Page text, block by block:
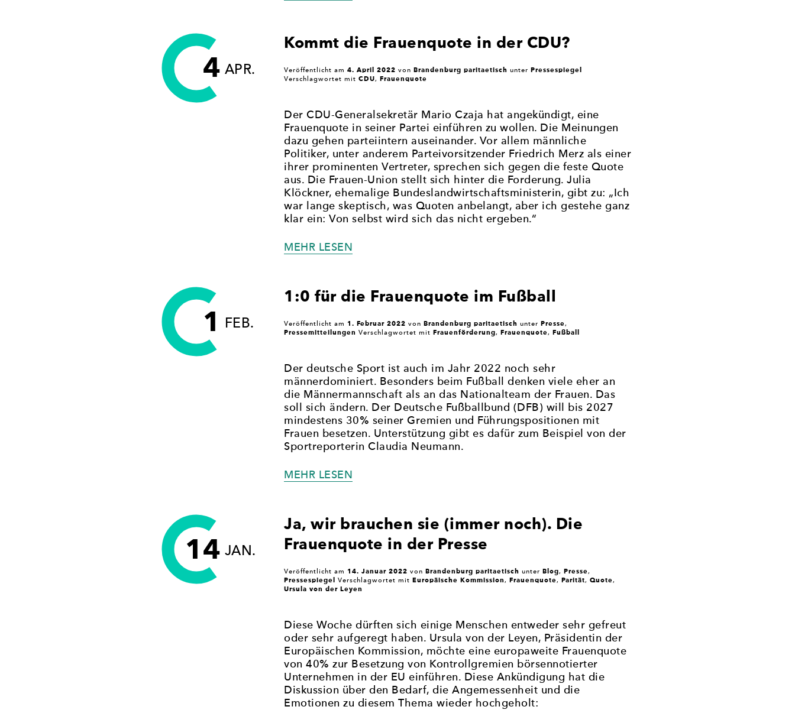
KOMMUNALPOLITIKERINNEN
BRANDENBURG“
4 APR.
Kommt die Frauenquote in der CDU?
Veröffentlicht am 4. April 2022 von Brandenburg paritaetisch unter Pressespiegel
Verschlagwortet mit CDU, Frauenquote
Der CDU-Generalsekretär Mario Czaja hat angekündigt, eine
Frauenquote in seiner Partei einführen zu wollen. Die Meinungen
dazu gehen parteiintern auseinander. Vor allem männliche
Politiker, unter anderem Parteivorsitzender Friedrich Merz als einer
ihrer prominenten Vertreter, sprechen sich gegen die feste Quote
aus. Die Frauen-Union stellt sich hinter die Forderung. Julia
Klöckner, ehemalige Bundeslandwirtschaftsministerin, gibt zu: „Ich
war lange skeptisch, was Quoten anbelangt, aber ich gestehe ganz
klar ein: Von selbst wird sich das nicht ergeben.“
MEHR LESEN
DER
1 FEB.
1:0 für die Frauenquote im Fußball
Veröffentlicht am 1. Februar 2022 von Brandenburg paritaetisch unter Presse,
Pressemitteilungen Verschlagwortet mit Frauenförderung, Frauenquote, Fußball
Der deutsche Sport ist auch im Jahr 2022 noch sehr
männerdominiert. Besonders beim Fußball denken viele eher an
die Männermannschaft als an das Nationalteam der Frauen. Das
soll sich ändern. Der Deutsche Fußballbund (DFB) will bis 2027
mindestens 30% seiner Gremien und Führungspositionen mit
Frauen besetzen. Unterstützung gibt es dafür zum Beispiel von der
Sportreporterin Claudia Neumann.
MEHR LESEN
IM
FUSSBALL“
14 JAN.
Ja, wir brauchen sie (immer noch). Die
Frauenquote in der Presse
Veröffentlicht am 14. Januar 2022 von Brandenburg paritaetisch unter Blog, Presse,
Pressespiegel Verschlagwortet mit Europäische Kommission, Frauenquote, Parität, Quote,
Ursula von der Leyen
Diese Woche dürften sich einige Menschen entweder sehr gefreut
oder sehr aufgeregt haben. Ursula von der Leyen, Präsidentin der
Europäischen Kommission, möchte eine europaweite Frauenquote
von 40% zur Besetzung von Kontrollgremien börsennotierter
Unternehmen in der EU einführen. Diese Ankündigung hat die
Diskussion über den Bedarf, die Angemessenheit und die
Emotionen zu diesem Thema wieder hochgeholt: